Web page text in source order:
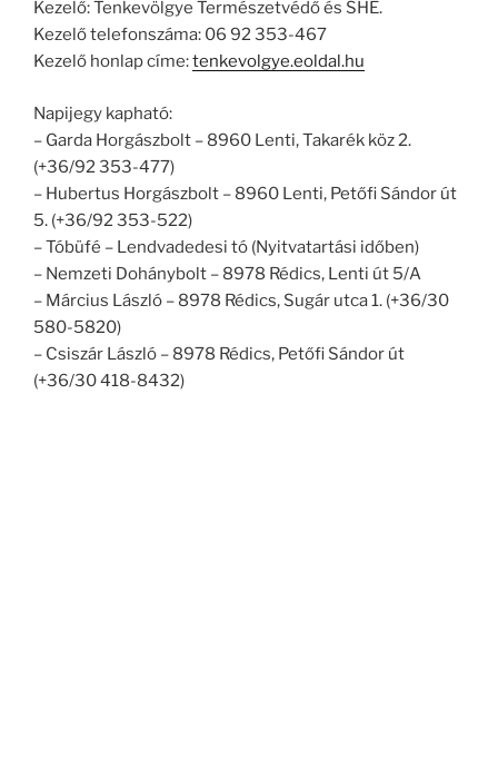
Kezelő: Tenkevölgye Természetvédő és SHE.
Kezelő telefonszáma: 06 92 353-467
Kezelő honlap címe:tenkevolgye.eoldal.hu
Napijegy kapható:
– Garda Horgászbolt – 8960 Lenti, Takarék köz 2.
(+36/92 353-477)
– Hubertus Horgászbolt – 8960 Lenti, Petőfi Sándor út
5. (+36/92 353-522)
– Tóbüfé – Lendvadedesi tó (Nyitvatartási időben)
– Nemzeti Dohánybolt – 8978 Rédics, Lenti út 5/A
– Március László – 8978 Rédics, Sugár utca 1. (+36/30
580-5820)
– Csiszár László – 8978 Rédics, Petőfi Sándor út
(+36/30 418-8432)